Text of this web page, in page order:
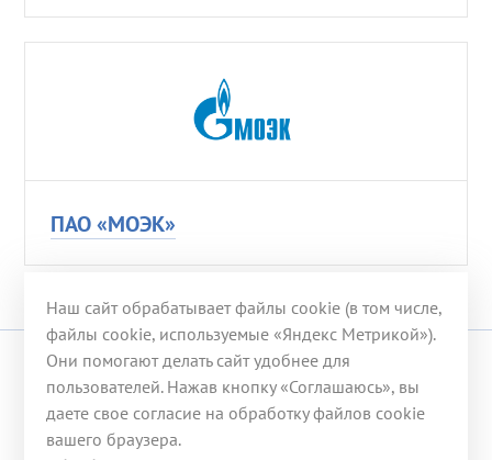
ПАО «МОЭК»
© 2008-2026 ООО «ГЭХ ТЭР»
117246, г. Москва, ул. Херсонская, д. 43, корп. 3
Телефон: +7 (499) 653-53-07
Наш сайт обрабатывает файлы cookie (в том числе,
файлы cookie, используемые «Яндекс Метрикой»).
Они помогают делать сайт удобнее для
пользователей. Нажав кнопку «Соглашаюсь», вы
даете свое согласие на обработку файлов cookie
вашего браузера.